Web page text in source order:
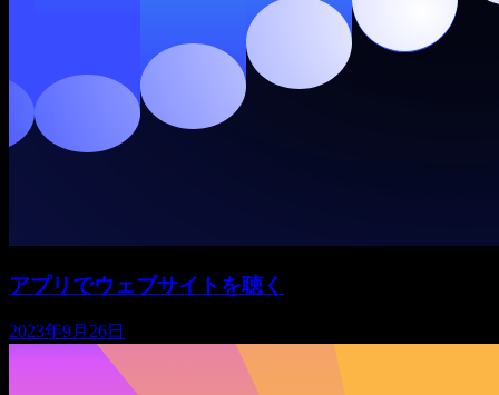
アプリでウェブサイトを聴く
2023年9月26日